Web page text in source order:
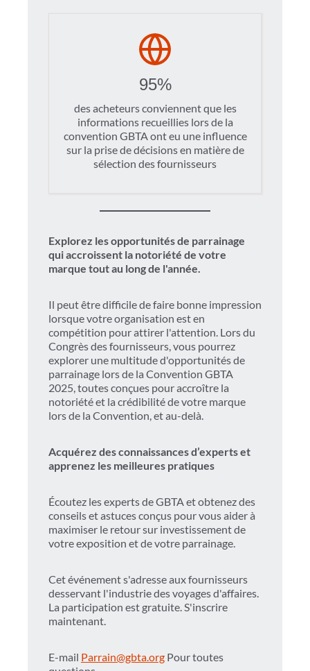
95%
des acheteurs conviennent que les
informations recueillies lors de la
convention GBTA ont eu une influence
sur la prise de décisions en matière de
sélection des fournisseurs
Explorez les opportunités de parrainage
qui accroissent la notoriété de votre
marque tout au long de l'année.
Il peut être difficile de faire bonne impression
lorsque votre organisation est en
compétition pour attirer l'attention. Lors du
Congrès des fournisseurs, vous pourrez
explorer une multitude d'opportunités de
parrainage lors de la Convention GBTA
2025, toutes conçues pour accroître la
notoriété et la crédibilité de votre marque
lors de la Convention, et au-delà.
Acquérez des connaissances d’experts et
apprenez les meilleures pratiques
Écoutez les experts de GBTA et obtenez des
conseils et astuces conçus pour vous aider à
maximiser le retour sur investissement de
votre exposition et de votre parrainage.
Cet événement s'adresse aux fournisseurs
desservant l'industrie des voyages d'affaires.
La participation est gratuite. S'inscrire
maintenant.
E-mail Parrain@gbta.org Pour toutes